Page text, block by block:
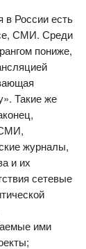
в России есть
СМИ. Среди
пониже,
Такие же
СМИ,
журналы,
и их
сетевые
ими